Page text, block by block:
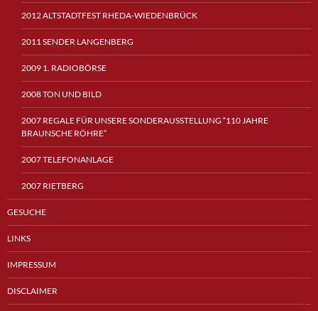
2012 ALTSTADTFEST RHEDA-WIEDENBRÜCK
2011 SENDER LANGENBERG
2009 1. RADIOBÖRSE
2008 TON UND BILD
2007 REGALE FÜR UNSERE SONDERAUSSTELLUNG “110 JAHRE
BRAUNSCHE RÖHRE”
2007 TELEFONANLAGE
2007 RIETBERG
GESUCHE
LINKS
IMPRESSUM
DISCLAIMER